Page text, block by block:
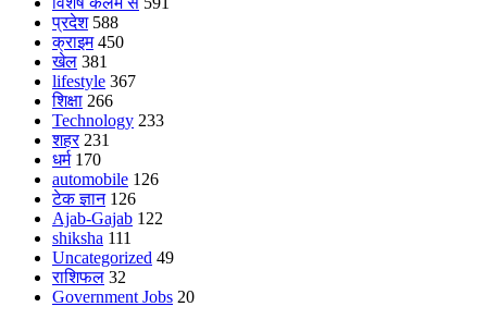
प्रदेश 588
क्राइम 450
खेल 381
lifestyle 367
शिक्षा 266
Technology 233
शहर 231
धर्म 170
automobile 126
टेक ज्ञान 126
Ajab-Gajab 122
shiksha 111
Uncategorized 49
राशिफल 32
Government Jobs 20